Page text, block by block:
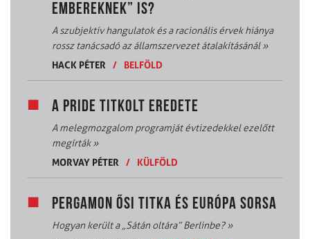
EMBEREKNEK” IS?
A szubjektív hangulatok és a racionális érvek hiánya
rossz tanácsadó az államszervezet átalakításánál»
HACK PÉTER
/ BELFÖLD
A PRIDE TITKOLT EREDETE
A melegmozgalom programját évtizedekkel ezelőtt
megírták»
MORVAY PÉTER
/ KÜLFÖLD
PERGAMON ŐSI TITKA ÉS EURÓPA SORSA
Hogyan került a „Sátán oltára” Berlinbe?»